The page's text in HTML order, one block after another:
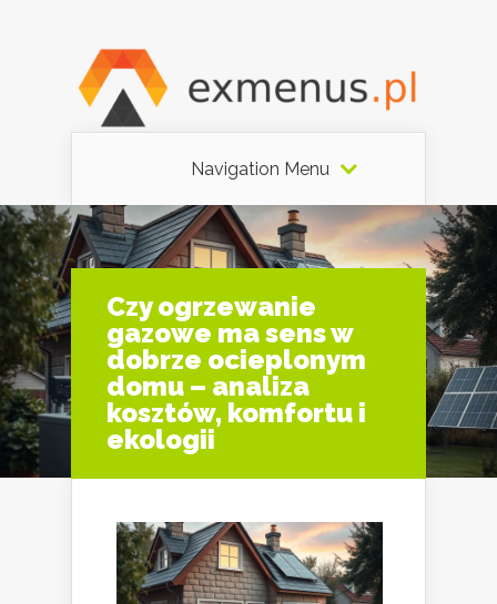
Navigation Menu
Czy ogrzewanie
gazowe ma sens w
dobrze ocieplonym
domu – analiza
kosztów, komfortu i
ekologii